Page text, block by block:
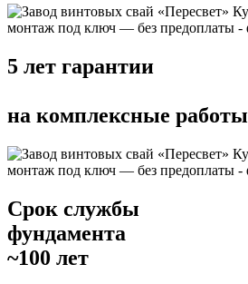
5 лет гарантии
на комплексные работы
Срок службы
фундамента
~100 лет